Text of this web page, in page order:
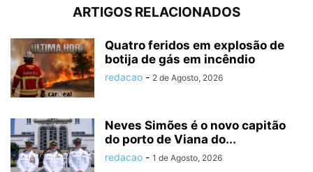
ARTIGOS RELACIONADOS
Quatro feridos em explosão de
botija de gás em incêndio
redacao - 2 de Agosto, 2026
Neves Simões é o novo capitão
do porto de Viana do...
redacao - 1 de Agosto, 2026